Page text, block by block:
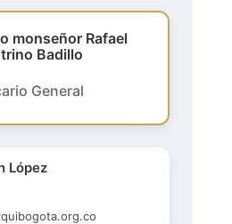
monseñor Rafael
Badillo
General
López